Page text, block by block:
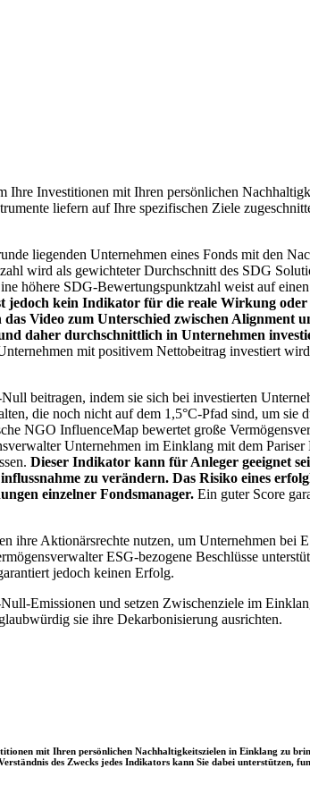
Investitionen mit Ihren persönlichen
liefern auf Ihre spezifischen Ziele
liegenden Unternehmen eines Fonds mit den
wird als gewichteter Durchschnitt des SDG
höhere SDG-Bewertungspunktzahl weist auf
jedoch kein Indikator für die reale Wirkung
Video zum Unterschied zwischen Alignment
daher durchschnittlich in Unternehmen
mit positivem Nettobeitrag investiert
beitragen, indem sie sich bei investierten
die noch nicht auf dem 1,5°C-Pfad sind, um
NGO InfluenceMap bewertet große
Unternehmen im Einklang mit dem
Dieser Indikator kann für Anleger geeignet
zu verändern. Das Risiko eines
einzelner Fondsmanager. Ein guter Score
ihre Aktionärsrechte nutzen, um Unternehmen bei
ESG-bezogene Beschlüsse
jedoch keinen Erfolg.
Emissionen und setzen Zwischenziele im
sie ihre Dekarbonisierung ausrichten.
mit Ihren persönlichen Nachhaltigkeitszielen in Einklang zu
des Zwecks jedes Indikators kann Sie dabei unterstützen,